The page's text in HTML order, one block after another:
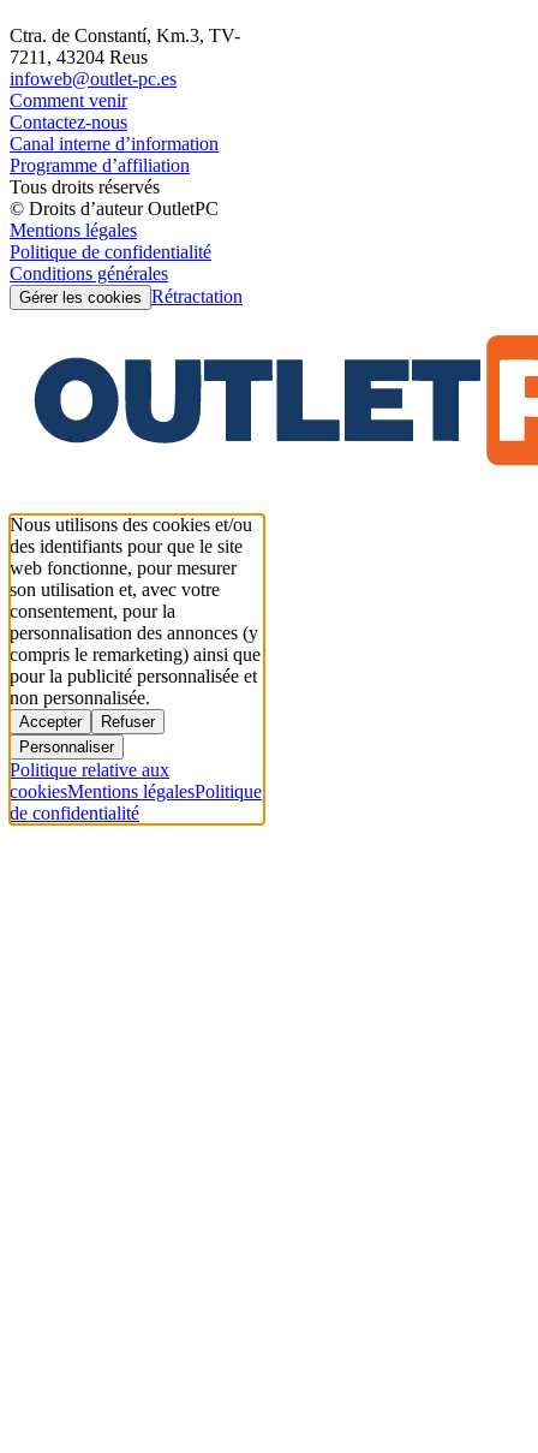
Ctra. de Constantí, Km.3, TV-
7211, 43204 Reus
infoweb@outlet-pc.es
Comment venir
Contactez-nous
Canal interne d’information
Programme d’affiliation
Tous droits réservés
© Droits d’auteur OutletPC
Mentions légales
Politique de confidentialité
Conditions générales
Gérer les cookies Rétractation
Nous utilisons des cookies et/ou
des identifiants pour que le site
web fonctionne, pour mesurer
son utilisation et, avec votre
consentement, pour la
personnalisation des annonces (y
compris le remarketing) ainsi que
pour la publicité personnalisée et
non personnalisée.
Accepter
Refuser
Personnaliser
Politique relative aux
cookiesMentions légalesPolitique
de confidentialité